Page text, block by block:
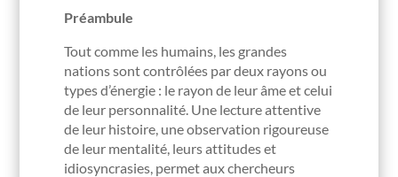
Préambule
Tout comme les humains, les grandes
nations sont contrôlées par deux rayons ou
types d’énergie : le rayon de leur âme et celui
de leur personnalité. Une lecture attentive
de leur histoire, une observation rigoureuse
de leur mentalité, leurs attitudes et
idiosyncrasies, permet aux chercheurs